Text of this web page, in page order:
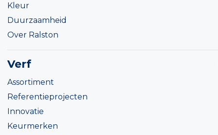
Kleur
Duurzaamheid
Over Ralston
Verf
Assortiment
Referentieprojecten
Innovatie
Keurmerken